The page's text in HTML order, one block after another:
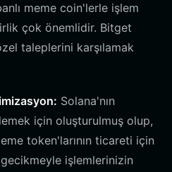
meme coin'lerle işlem
çok önemlidir. Bitget
taleplerini karşılamak
Solana'nın
için oluşturulmuş olup,
token'larının ticareti için
işlemlerinizin